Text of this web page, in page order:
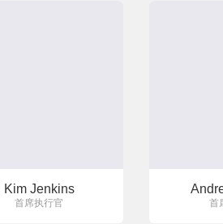
Kim Jenkins
首席执行官 首